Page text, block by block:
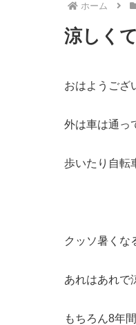
ホーム
涼しく
おはようござ
外は車は通っ
歩いたり自転
クッソ暑くな
あれはあれで
もちろん8年